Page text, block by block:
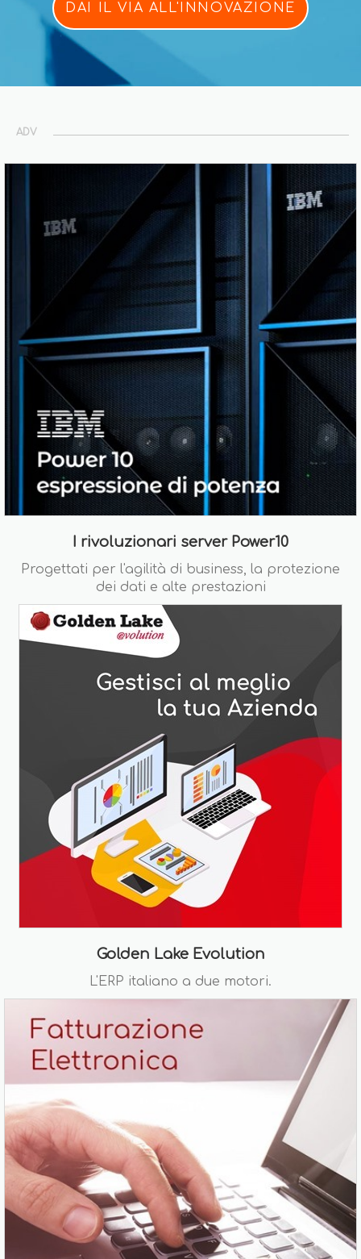
DAI IL VIA ALL'INNOVAZIONE
ADV
I rivoluzionari server Power10
Progettati per l'agilità di business, la protezione
dei dati e alte prestazioni
Golden Lake Evolution
L'ERP italiano a due motori.